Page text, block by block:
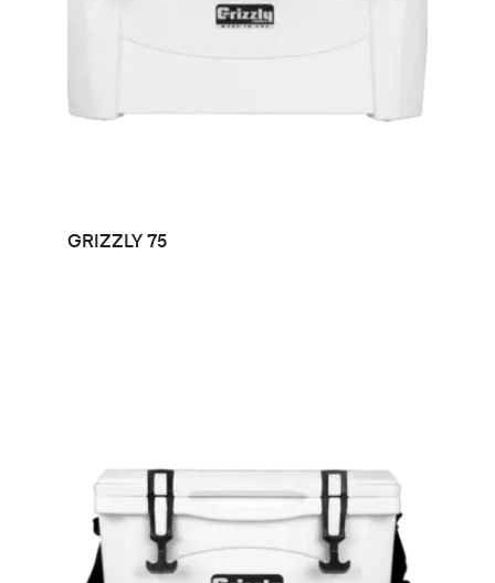
GRIZZLY 75